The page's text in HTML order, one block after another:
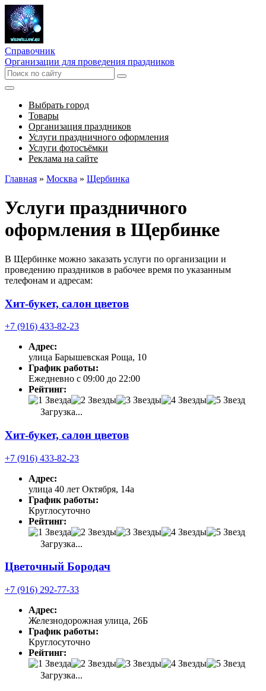
Справочник
Организации для проведения праздников
Выбрать город
Товары
Организация праздников
Услуги праздничного оформления
Услуги фотосъёмки
Реклама на сайте
Главная » Москва » Щербинка
Услуги праздничного
оформления в Щербинке
В Щербинке можно заказать услуги по организации и
проведению праздников в рабочее время по указанным
телефонам и адресам:
Хит-букет, салон цветов
+7 (916) 433-82-23
Адрес:
улица Барышевская Роща, 10
График работы:
Ежедневно с 09:00 до 22:00
Рейтинг:
Загрузка...
Хит-букет, салон цветов
+7 (916) 433-82-23
Адрес:
улица 40 лет Октября, 14а
График работы:
Круглосуточно
Рейтинг:
Загрузка...
Цветочный Бородач
+7 (916) 292-77-33
Адрес:
Железнодорожная улица, 26Б
График работы:
Круглосуточно
Рейтинг:
Загрузка...